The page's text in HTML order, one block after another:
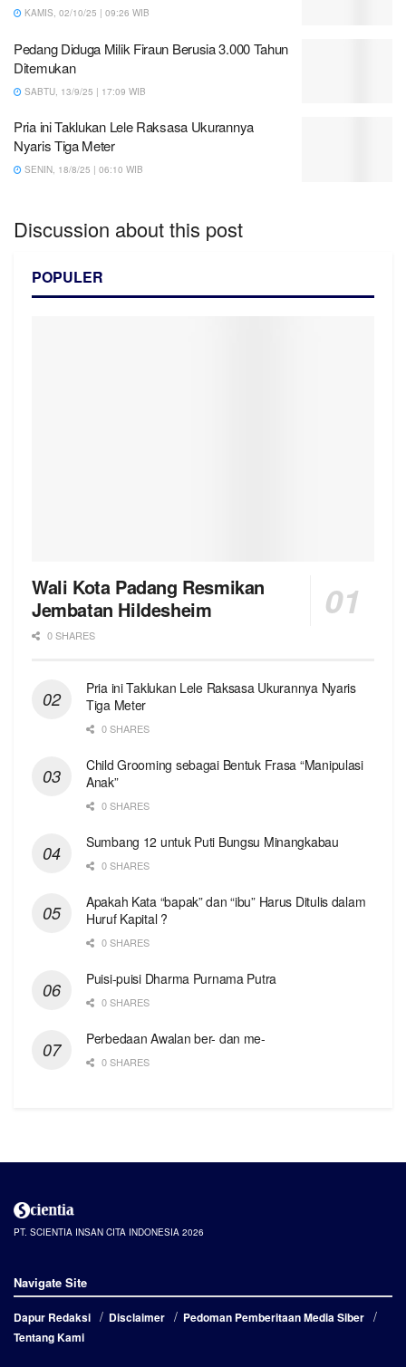
KAMIS, 02/10/25 | 09:26 WIB
Pedang Diduga Milik Firaun Berusia 3.000 Tahun
Ditemukan
SABTU, 13/9/25 | 17:09 WIB
Pria ini Taklukan Lele Raksasa Ukurannya
Nyaris Tiga Meter
SENIN, 18/8/25 | 06:10 WIB
Discussion about this post
POPULER
Wali Kota Padang Resmikan
Jembatan Hildesheim
0 SHARES
Pria ini Taklukan Lele Raksasa Ukurannya Nyaris
Tiga Meter
0 SHARES
Child Grooming sebagai Bentuk Frasa “Manipulasi
Anak”
0 SHARES
Sumbang 12 untuk Puti Bungsu Minangkabau
0 SHARES
Apakah Kata “bapak” dan “ibu” Harus Ditulis dalam
Huruf Kapital ?
0 SHARES
Puisi-puisi Dharma Purnama Putra
0 SHARES
Perbedaan Awalan ber- dan me-
0 SHARES
PT. SCIENTIA INSAN CITA INDONESIA 2026
Navigate Site
Dapur Redaksi Disclaimer
Pedoman Pemberitaan Media Siber
Tentang Kami